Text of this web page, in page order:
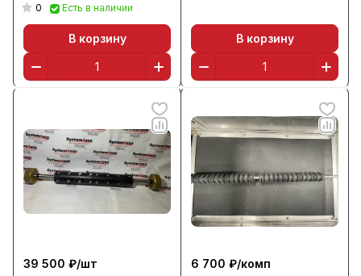
0 Есть в наличии
В корзину В корзину
39 500 ₽/шт
6 700 ₽/комп